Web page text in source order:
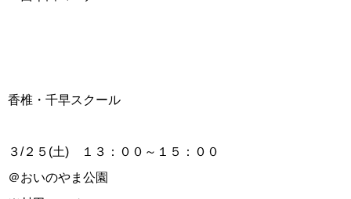
香椎・千早スクール
３/２５(土) １３：００～１５：００
＠おいのやま公園